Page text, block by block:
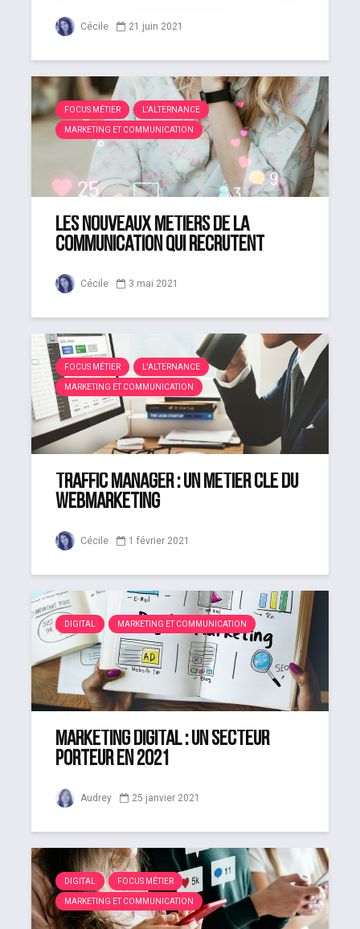
Cécile 21 juin 2021
FOCUS MÉTIER L'ALTERNANCE
MARKETING ET COMMUNICATION
Les nouveaux métiers de la
communication qui recrutent
Cécile 3 mai 2021
FOCUS MÉTIER L'ALTERNANCE
MARKETING ET COMMUNICATION
Traffic Manager : un métier clé du
webmarketing
Cécile 1 février 2021
DIGITAL MARKETING ET COMMUNICATION
Marketing digital : un secteur
porteur en 2021
Audrey 25 janvier 2021
DIGITAL FOCUS MÉTIER
MARKETING ET COMMUNICATION